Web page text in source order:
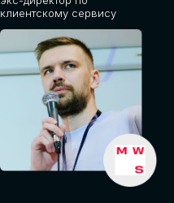
клиентскому сервису